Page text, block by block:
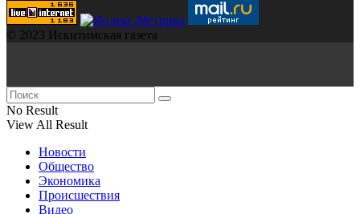
© 2023 Искитимская газета
No Result
View All Result
Новости
Общество
Экономика
Происшествия
Видео